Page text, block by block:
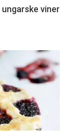
viner